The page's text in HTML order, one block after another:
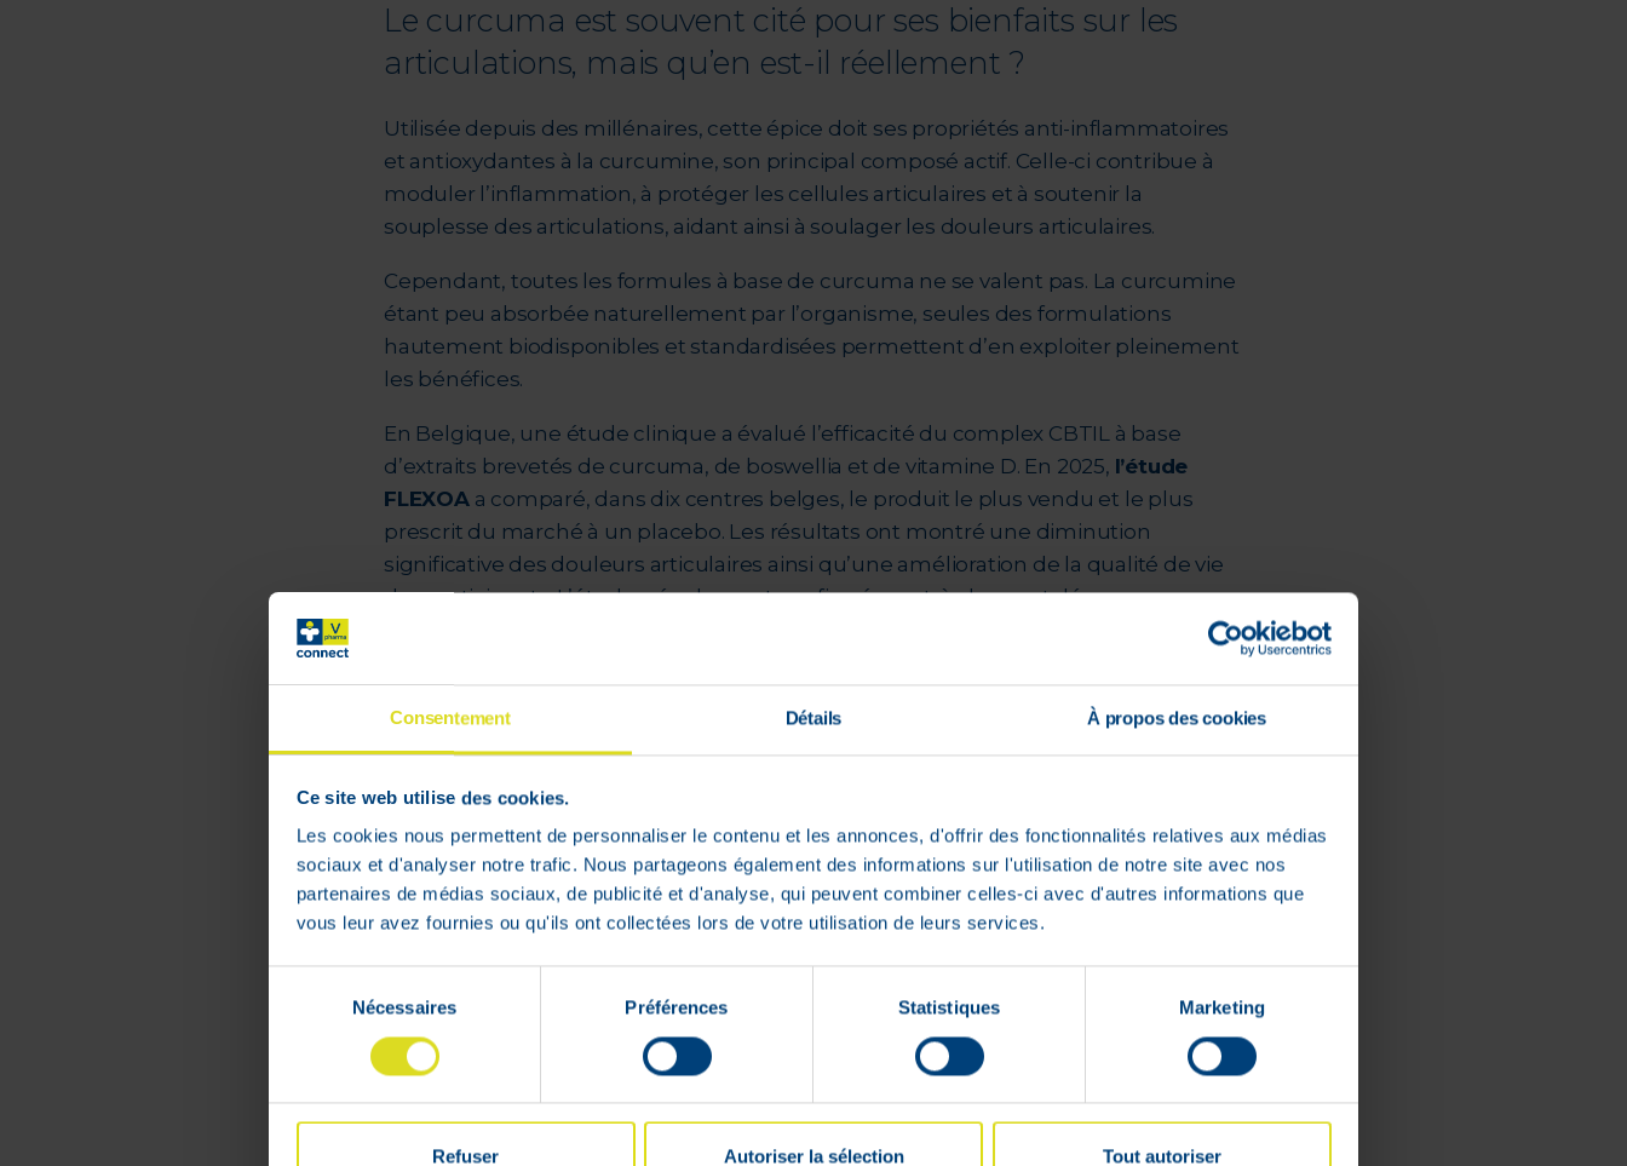
Consentement Détails À propos des cookies
Ce site web utilise des cookies.
Les cookies nous permettent de personnaliser le contenu et les annonces, d'offrir des fonctionnalités relatives aux médias
sociaux et d'analyser notre trafic. Nous partageons également des informations sur l'utilisation de notre site avec nos
partenaires de médias sociaux, de publicité et d'analyse, qui peuvent combiner celles-ci avec d'autres informations que
vous leur avez fournies ou qu'ils ont collectées lors de votre utilisation de leurs services.
consentement
Nécessaires Préférences Statistiques Marketing
Refuser Autoriser la sélection Tout autoriser
Le curcuma est souvent cité pour ses bienfaits sur les
articulations, mais qu’en est-il réellement ?
Utilisée depuis des millénaires, cette épice doit ses propriétés anti-inflammatoires
et antioxydantes à la curcumine, son principal composé actif. Celle-ci contribue à
moduler l’inflammation, à protéger les cellules articulaires et à soutenir la
souplesse des articulations, aidant ainsi à soulager les douleurs articulaires.
Cependant, toutes les formules à base de curcuma ne se valent pas. La curcumine
étant peu absorbée naturellement par l’organisme, seules des formulations
hautement biodisponibles et standardisées permettent d’en exploiter pleinement
les bénéfices.
En Belgique, une étude clinique a évalué l’efficacité du complex CBTIL à base
d’extraits brevetés de curcuma, de boswellia et de vitamine D. En 2025, l’étude
FLEXOAa comparé, dans dix centres belges, le produit le plus vendu et le plus
prescrit du marché à un placebo. Les résultats ont montré une diminution
significative des douleurs articulaires ainsi qu’une amélioration de la qualité de vie
des participants. L’étude a également confirmé une très bonne tolérance.
cliniquement et demandez conseil à votre pharmacien ou à un professionnel de
santé.
PRIX BAS
PERMANENT